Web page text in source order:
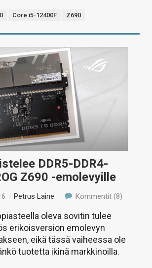
Core i5-12400F Z690
DDR5-DDR4-
Z690 -emolevyille
/Petrus Laine Kommentit (8)
oleva sovitin tulee
erikoisversion emolevyn
eikä tässä vaiheessa ole
tuotetta ikinä markkinoilla.